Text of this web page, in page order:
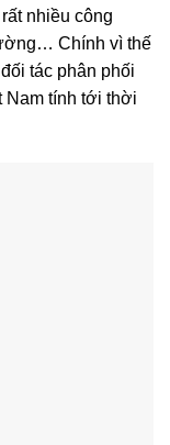
nhiều công
Chính vì thế
tác phân phối
Nam tính tới thời